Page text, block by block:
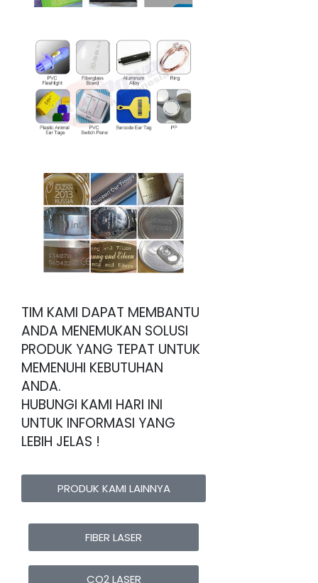
TIM KAMI DAPAT MEMBANTU
ANDA MENEMUKAN SOLUSI
PRODUK YANG TEPAT UNTUK
MEMENUHI KEBUTUHAN
ANDA.
HUBUNGI KAMI HARI INI
UNTUK INFORMASI YANG
LEBIH JELAS !
PRODUK KAMI LAINNYA
FIBER LASER
CO2 LASER